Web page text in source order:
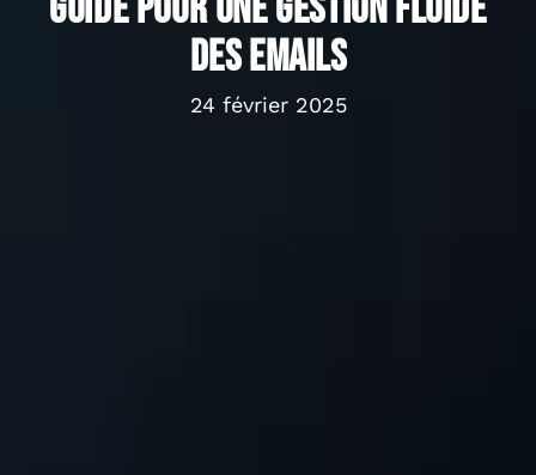
des emails
24 février 2025